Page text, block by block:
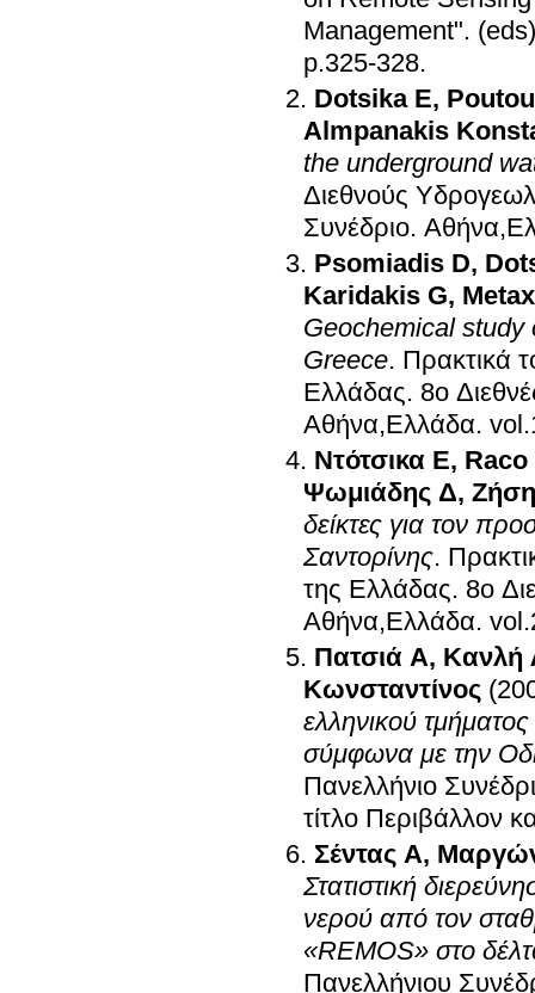
Management".
p.325-328.
Dotsika E,
Almpanakis
the underground
Διεθνούς
Συνέδριο.
Psomiadis D,
Karidakis G,
Geochemical study
Greece. Πρακτικά
Ελλάδας. 8ο
Αθήνα,Ελλάδα.
Ντότσικα Ε, Raco
Ψωμιάδης Δ,
δείκτες για τον
Σαντορίνης.
της Ελλάδας. 8ο
Αθήνα,Ελλάδα.
Πατσιά Α, Κανλή
Κωνσταντίνος
ελληνικού
σύμφωνα με την
Πανελλήνιο
τίτλο Περιβάλλον
Σέντας Α,
Στατιστική
νερού από τον
«REMOS» στο
Πανελλήνιου